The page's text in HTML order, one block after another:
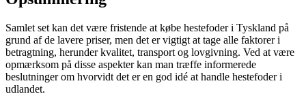
Samlet set kan det være fristende at købe hestefoder i Tyskland på
grund af de lavere priser, men det er vigtigt at tage alle faktorer i
betragtning, herunder kvalitet, transport og lovgivning. Ved at være
opmærksom på disse aspekter kan man træffe informerede
beslutninger om hvorvidt det er en god idé at handle hestefoder i
udlandet.